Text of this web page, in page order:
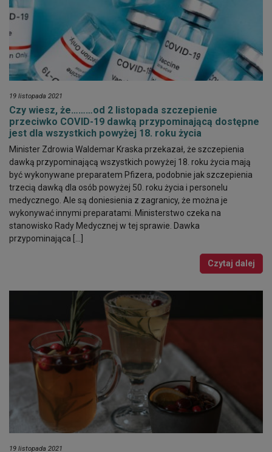
19 listopada 2021
Czy wiesz, że………od 2 listopada szczepienie
przeciwko COVID-19 dawką przypominającą dostępne
jest dla wszystkich powyżej 18. roku życia
Minister Zdrowia Waldemar Kraska przekazał, że szczepienia
dawką przypominającą wszystkich powyżej 18. roku życia mają
być wykonywane preparatem Pfizera, podobnie jak szczepienia
trzecią dawką dla osób powyżej 50. roku życia i personelu
medycznego. Ale są doniesienia z zagranicy, że można je
wykonywać innymi preparatami. Ministerstwo czeka na
stanowisko Rady Medycznej w tej sprawie. Dawka
przypominająca […]
Czytaj dalej
19 listopada 2021